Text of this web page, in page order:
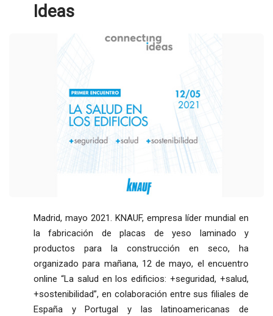
Ideas
Madrid, mayo 2021. KNAUF, empresa líder mundial en
la fabricación de placas de yeso laminado y
productos para la construcción en seco, ha
organizado para mañana, 12 de mayo, el encuentro
online “La salud en los edificios: +seguridad, +salud,
+sostenibilidad”, en colaboración entre sus filiales de
España y Portugal y las latinoamericanas de